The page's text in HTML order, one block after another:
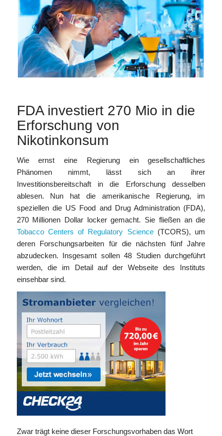
FDA investiert 270 Mio in die
Erforschung von
Nikotinkonsum
Wie ernst eine Regierung ein gesellschaftliches
Phänomen nimmt, lässt sich an ihrer
Investitionsbereitschaft in die Erforschung desselben
ablesen. Nun hat die amerikanische Regierung, im
speziellen die US Food and Drug Administration (FDA),
270 Millionen Dollar locker gemacht. Sie fließen an die
Tobacco Centers of Regulatory Science(TCORS), um
deren Forschungsarbeiten für die nächsten fünf Jahre
abzudecken. Insgesamt sollen 48 Studien durchgeführt
werden, die im Detail auf der Webseite des Instituts
einsehbar sind.
Zwar trägt keine dieser Forschungsvorhaben das Wort